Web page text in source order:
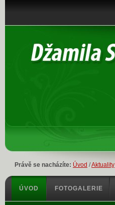
Právě se nacházíte: Úvod /Aktuality
ÚVOD FOTOGALERIE